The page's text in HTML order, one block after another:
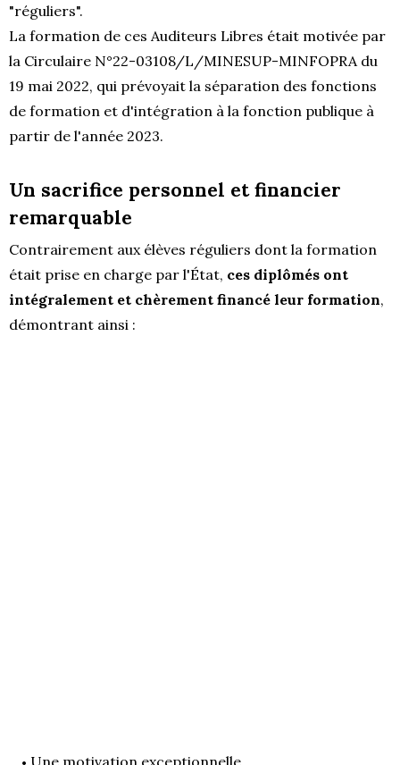
"réguliers".
La formation de ces Auditeurs Libres était motivée par
la Circulaire N°22-03108/L/MINESUP-MINFOPRA du
19 mai 2022, qui prévoyait la séparation des fonctions
de formation et d'intégration à la fonction publique à
partir de l'année 2023.
Un sacrifice personnel et financier
remarquable
Contrairement aux élèves réguliers dont la formation
était prise en charge par l'État, ces diplômés ont
intégralement et chèrement financé leur formation,
démontrant ainsi :
Une motivation exceptionnelle